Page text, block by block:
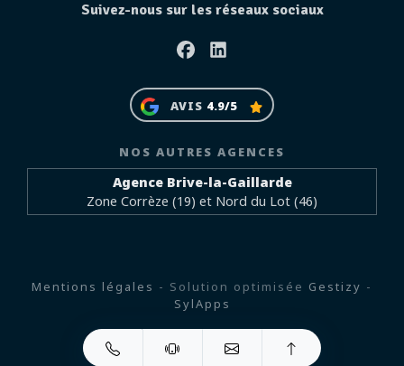
Suivez-nous sur les réseaux sociaux
FacebookLinkedin
AVIS 4.9/5
NOS AUTRES AGENCES
Agence Brive-la-Gaillarde
Zone Corrèze (19) et Nord du Lot (46)
Mentions légales - Solution optimisée Gestizy -
SylApps